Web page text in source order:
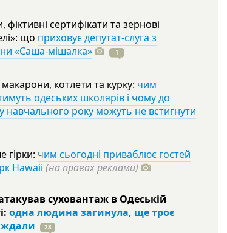
фіктивні сертифікати та зернові
що приховує депутат-слуга з
«Саша-мішалка»
1
котлети та курку: чим
одеських школярів і чому до
навчального року можуть не встигнути
гірки: чим сьогодні приваблює гостей
Hawaii (на правах реклами)
суховантаж в Одеській
одна людина загинула, ще троє
28